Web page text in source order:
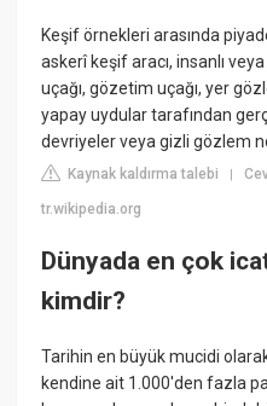
Keşif örnekleri arasında
askerî keşif aracı, insanlı
uçağı, gözetim uçağı, yer
yapay uydular tarafından
devriyeler veya gizli gözlem
Kaynak kaldırma talebi |
tr.wikipedia.org
Dünyada en çok
kimdir?
Tarihin en büyük mucidi
kendine ait 1.000'den fazla